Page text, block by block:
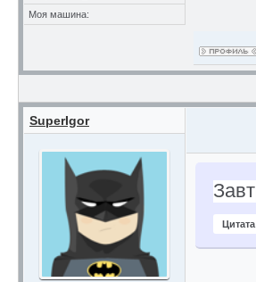
Моя машина:
SuperIgor
Цитата